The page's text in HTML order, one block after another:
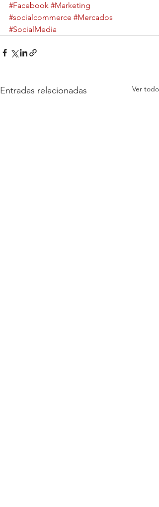
#Facebook #Marketing
#socialcommerce #Mercados
#SocialMedia
Entradas relacionadas Ver todo